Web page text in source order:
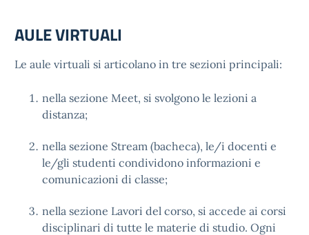
AULE VIRTUALI
Le aule virtuali si articolano in tre sezioni principali:
nella sezione Meet, si svolgono le lezioni a
distanza;
nella sezione Stream (bacheca), le/i docenti e
le/gli studenti condividono informazioni e
comunicazioni di classe;
nella sezione Lavori del corso, si accede ai corsi
disciplinari di tutte le materie di studio. Ogni